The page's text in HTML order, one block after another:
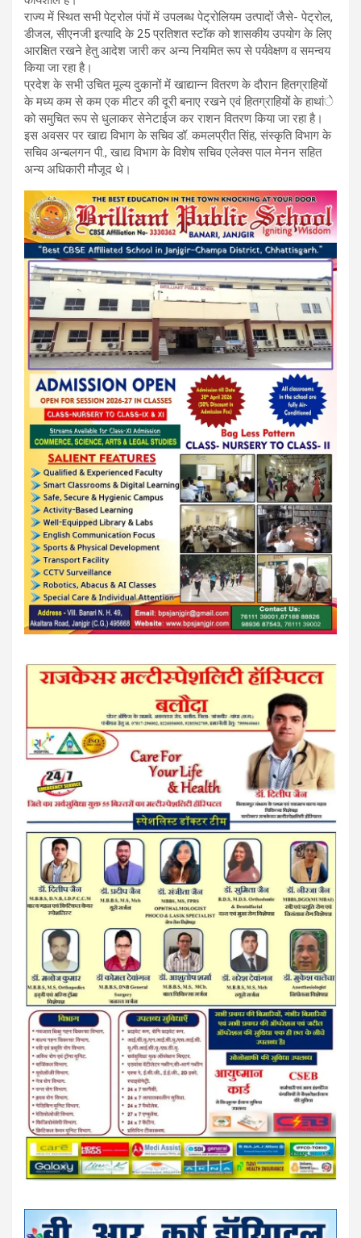
राज्य में स्थित सभी पेट्रोल पंपों में उपलब्ध पेट्रोलियम उत्पादों जैसे- पेट्रोल,
डीजल, सीएनजी इत्यादि के 25 प्रतिशत स्टॉक को शासकीय उपयोग के लिए
आरक्षित रखने हेतु आदेश जारी कर अन्य नियमित रूप से पर्यवेक्षण व समन्वय
किया जा रहा है।
प्रदेश के सभी उचित मूल्य दुकानों में खाद्यान्न वितरण के दौरान हितग्राहियों
के मध्य कम से कम एक मीटर की दूरी बनाए रखने एवं हितग्राहियों के हाथांे
को समुचित रूप से धुलाकर सेनेटाईज कर राशन वितरण किया जा रहा है।
इस अवसर पर खाद्य विभाग के सचिव डॉ. कमलप्रीत सिंह, संस्कृति विभाग के
सचिव अन्बलगन पी., खाद्य विभाग के विशेष सचिव एलेक्स पाल मेनन सहित
अन्य अधिकारी मौजूद थे।